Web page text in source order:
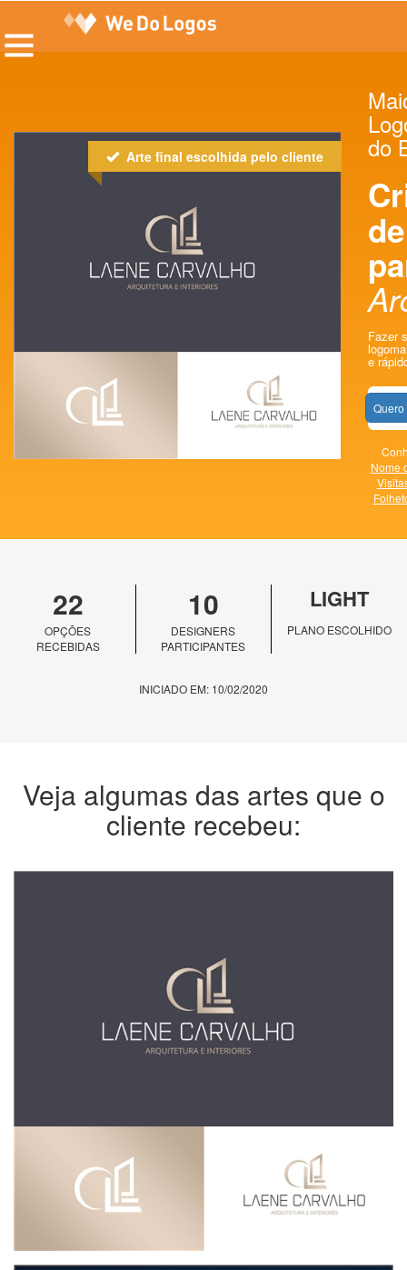
Arte final escolhida pelo cliente do
de
Fazer
e
Quero
Nome
22
OPÇÕES
RECEBIDAS
10
DESIGNERS
PARTICIPANTES
LIGHT
PLANO ESCOLHIDO
INICIADO EM: 10/02/2020
Veja algumas das artes que o
cliente recebeu: